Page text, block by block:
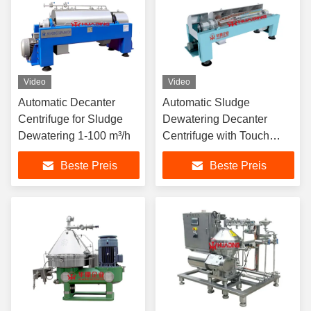
Video
Automatic Decanter
Centrifuge for Sludge
Dewatering 1-100 m³/h
Beste Preis
Video
Automatic Sludge
Dewatering Decanter
Centrifuge with Touch
Screen
Beste Preis